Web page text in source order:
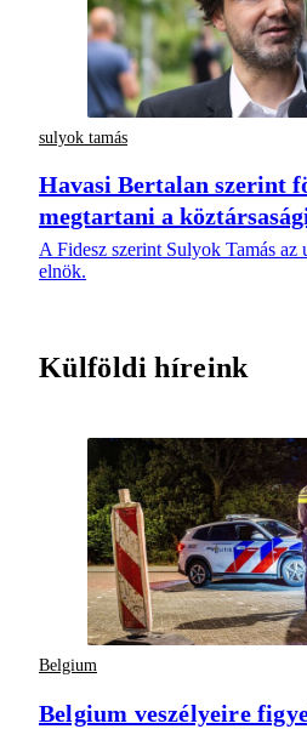
sulyok tamás
Havasi Bertalan szerint
megtartani a
A Fidesz szerint Sulyok Tamás az
elnök.
Külföldi híreink
Belgium
Belgium veszélyeire